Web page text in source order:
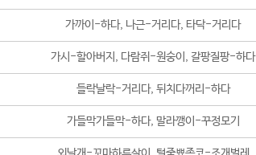
가까이-하다, 나근-거리다, 타닥-거리다
가시-할아버지, 다람쥐-원숭이, 갈팡질팡-하다
들락날락-거리다, 뒤치다꺼리-하다
가들막가들막-하다, 말라깽이-꾸정모기